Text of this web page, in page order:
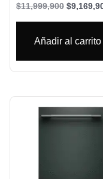
$11,999,900 $
Añadir al carrito